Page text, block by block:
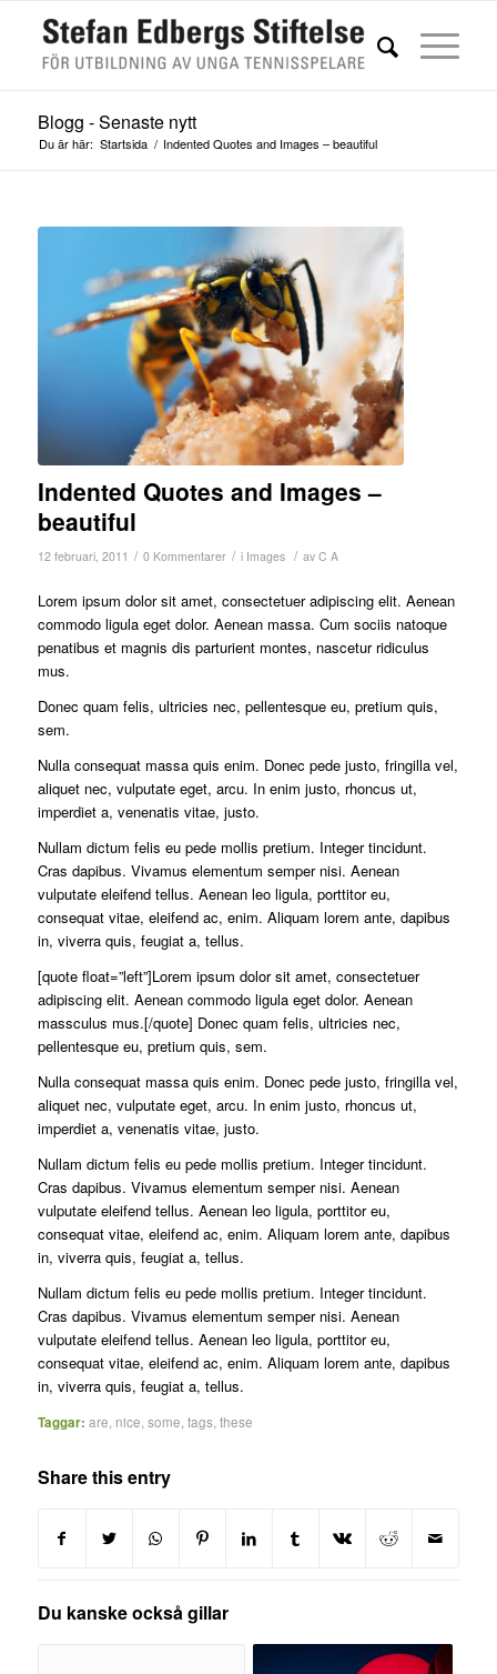
Blogg - Senaste nytt
Du är här: Startsida / Indented Quotes and Images – beautiful
Indented Quotes and Images –
beautiful
12 februari, 2011 / 0 Kommentarer / i Images / av C A
Lorem ipsum dolor sit amet, consectetuer adipiscing elit. Aenean
commodo ligula eget dolor. Aenean massa. Cum sociis natoque
penatibus et magnis dis parturient montes, nascetur ridiculus
mus.
Donec quam felis, ultricies nec, pellentesque eu, pretium quis,
sem.
Nulla consequat massa quis enim. Donec pede justo, fringilla vel,
aliquet nec, vulputate eget, arcu. In enim justo, rhoncus ut,
imperdiet a, venenatis vitae, justo.
Nullam dictum felis eu pede mollis pretium. Integer tincidunt.
Cras dapibus. Vivamus elementum semper nisi. Aenean
vulputate eleifend tellus. Aenean leo ligula, porttitor eu,
consequat vitae, eleifend ac, enim. Aliquam lorem ante, dapibus
in, viverra quis, feugiat a, tellus.
[quote float=”left”]Lorem ipsum dolor sit amet, consectetuer
adipiscing elit. Aenean commodo ligula eget dolor. Aenean
massculus mus.[/quote] Donec quam felis, ultricies nec,
pellentesque eu, pretium quis, sem.
Nulla consequat massa quis enim. Donec pede justo, fringilla vel,
aliquet nec, vulputate eget, arcu. In enim justo, rhoncus ut,
imperdiet a, venenatis vitae, justo.
Nullam dictum felis eu pede mollis pretium. Integer tincidunt.
Cras dapibus. Vivamus elementum semper nisi. Aenean
vulputate eleifend tellus. Aenean leo ligula, porttitor eu,
consequat vitae, eleifend ac, enim. Aliquam lorem ante, dapibus
in, viverra quis, feugiat a, tellus.
Nullam dictum felis eu pede mollis pretium. Integer tincidunt.
Cras dapibus. Vivamus elementum semper nisi. Aenean
vulputate eleifend tellus. Aenean leo ligula, porttitor eu,
consequat vitae, eleifend ac, enim. Aliquam lorem ante, dapibus
in, viverra quis, feugiat a, tellus.
Taggar: are, nice,some,tags,these
Share this entry
Du kanske också gillar